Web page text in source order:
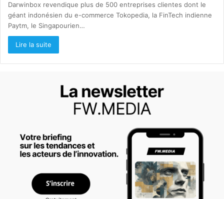
Darwinbox revendique plus de 500 entreprises clientes dont le
géant indonésien du e-commerce Tokopedia, la FinTech indienne
Paytm, le Singapourien…
Lire la suite